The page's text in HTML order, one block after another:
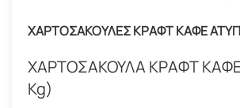
ΧΑΡΤΟΣΑΚΟΥΛΕΣ ΚΡΑΦΤ ΚΑΦΕ
ΧΑΡΤΟΣΑΚΟΥΛΑ ΚΡΑΦΤ ΚΑΦΕ
Kg)